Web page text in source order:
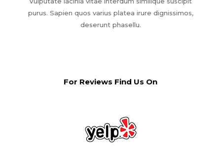
purus. Sapien quos varius platea irure dignissimos,
deserunt phasellu.
For Reviews Find Us On